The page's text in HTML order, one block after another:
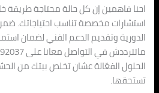
احنا فاهمين إن كل حالة محتاجة طريقة
استشارات مخصصة تناسب احتياجاتك.
الدورية وتقديم الدعم الفني لضمان
الحلول الفعّالة عشان تخلص بيتك من
تستحقها.